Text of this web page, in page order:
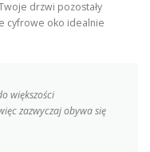
drzwi pozostały
cyfrowe oko idealnie
większości
zazwyczaj obywa się